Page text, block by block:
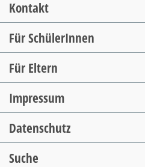
Kontakt
Für SchülerInnen
Für Eltern
Impressum
Datenschutz
Suche